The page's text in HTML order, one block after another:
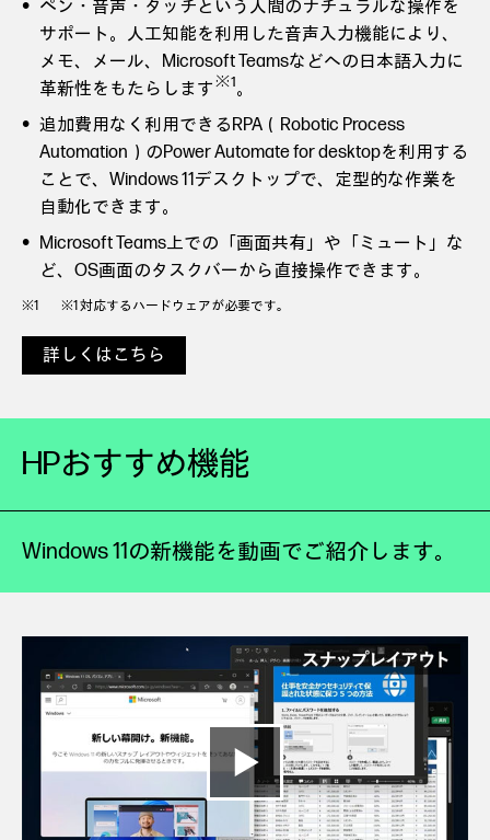
ペン・音声・タッチという人間のナチュラルな操作を
サポート。人工知能を利用した音声入力機能により、
メモ、メール、Microsoft Teamsなどへの日本語入力に
革新性をもたらします※1。
追加費用なく利用できるRPA（Robotic Process
Automation）のPower Automate for desktopを利用する
ことで、Windows 11デスクトップで、定型的な作業を
自動化できます。
Microsoft Teams上での「画面共有」や「ミュート」な
ど、OS画面のタスクバーから直接操作できます。
※1 対応するハードウェアが必要です。
詳しくはこちら
HPおすすめ機能
Windows 11の新機能を動画でご紹介します。